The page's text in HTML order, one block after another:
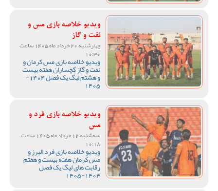
ویدیو خلاصه بازی مس و
نفت و گاز
چهارشنبه 20 خرداد ماه 1405 ساعت
10:30
ویدیو خلاصه بازی مس کرمان و
نفت و گاز گچساران هفته بیست
و هشتم لیگ یک فصل 1404-
1405
ویدیو خلاصه بازی فرد و
مس
سه‌شنبه 12 خرداد ماه 1405 ساعت
10:18
ویدیو خلاصه بازی فرد البرز و
مس کرمان هفته بیست و هفتم
رقابت های لیگ یک فصل
1404-1405